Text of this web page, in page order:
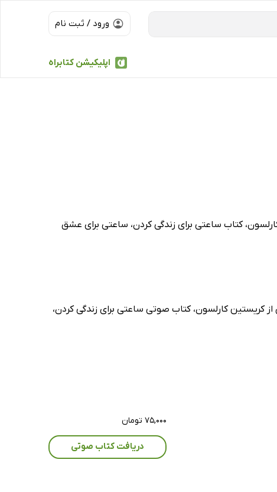
ورود / ثبت نام
اپلیکیشن کتابراه
کتاب ساعتی برای زندگی کردن، ساعتی برای عشق
کریستین کارلسون، کتاب صوتی ساعتی برای زندگی کردن،
۷۵,۰۰۰ تومان
دریافت کتاب صوتی